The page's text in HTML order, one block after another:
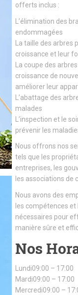
offerts inclus :
L’élimination des
endommagées
La taille des arbres
croissance et leur
La coupe des
croissance de
améliorer leur
L’abattage des
malades
L’inspection et le
prévenir les
Nous offrons nos
tels que les
entreprises, les
les associations de
Nous avons des
les compétences et
nécessaires pour
manière sûre et
Nos
Lundi09:00 – 17:00
Mardi09:00 – 17:00
Mercredi09:00 –